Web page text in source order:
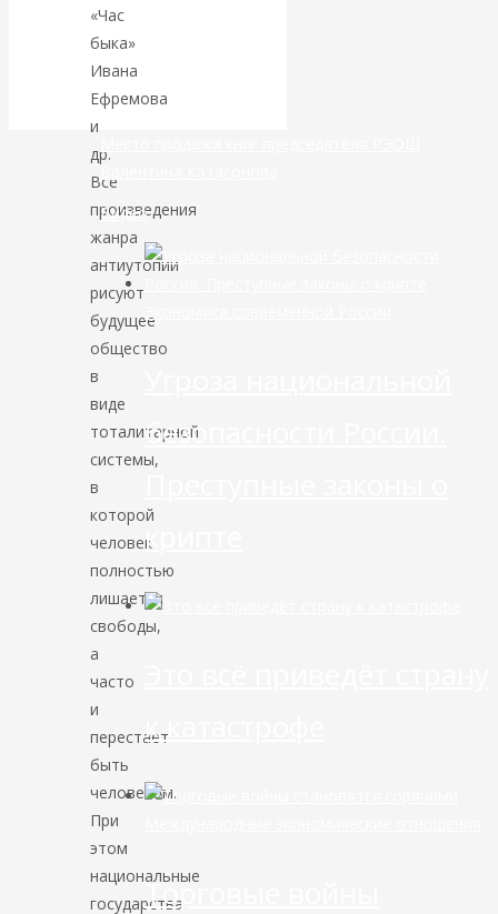
сфере России
уже начался
«Час
быка»
Ивана
Ефремова
и
др.
Все
произведения
жанра
антиутопии
рисуют
будущее
общество
в
виде
тоталитарной
системы,
в
которой
человек
полностью
лишается
свободы,
а
часто
и
перестает
быть
человеком.
При
этом
национальные
государства
Валентина Катасонова
Видео
безопасности России.
крипте
к катастрофе
Торговые войны